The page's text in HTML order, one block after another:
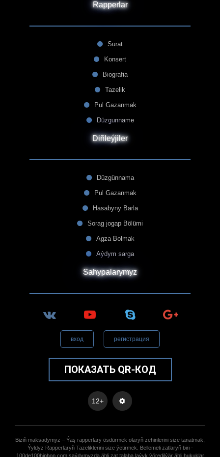
Rapperlar
Surat
Konsert
Biografia
Tazelik
Pul Gazanmak
Düzgunname
Diñleýjiler
Düzgünnama
Pul Gazanmak
Hasabyny Barla
Sorag jogap Bölümi
Agza Bolmak
Aýdym sarga
Sahypalarymyz
вход регистрация
ПОКАЗАТЬ QR-КОД
12+
Biziñ maksadymyz – Ýaş rapperlary ösdürmek olaryñ zehinlerini size tanatmak,
Ýyldyz Rapperlaryñ Tazeliklerini size ýetirmek. Bellemeli zatlaryñ biri -
100de100hiphop.com saýdymyzda ähli zat talaba laýyk ýöredilýär ähli hukuklar